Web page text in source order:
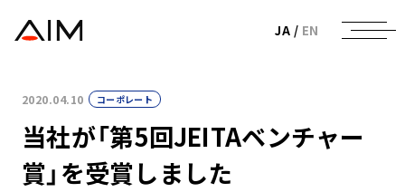
株式会社AIメディカルサービス
JA / EN
2020.04.10 コーポレート
当社が「第5回JEITAベンチャー
賞」を受賞しました